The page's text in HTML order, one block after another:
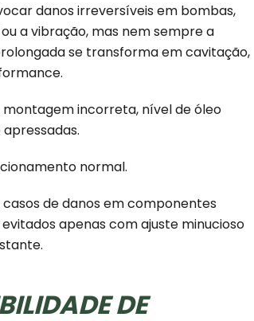
danos irreversíveis em bombas,
a vibração, mas nem sempre a
se transforma em cavitação,
montagem incorreta, nível de óleo
normal.
de danos em componentes
apenas com ajuste minucioso
DE